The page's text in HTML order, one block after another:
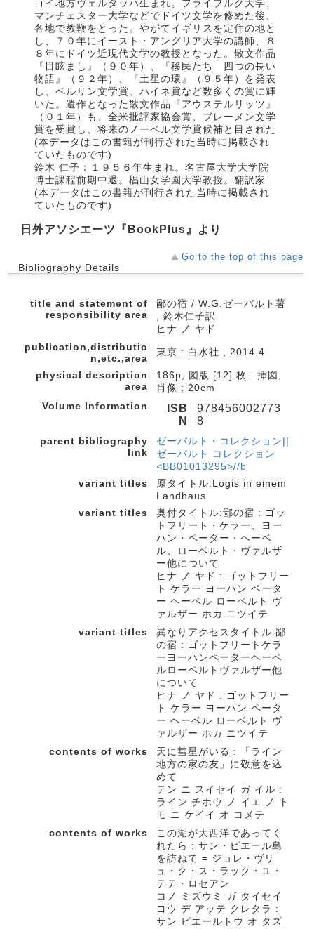
ゴイ地方ヴェルタッハ生まれ。フライブルク大学、
マンチェスター大学などでドイツ文学を修めた後、
各地で教鞭をとった。やがてイギリスを定住の地と
し、７０年にイースト・アングリア大学の講師、８
８年にドイツ近現代文学の教授となった。散文作品
『目眩まし』（９０年）、『移民たち 四つの長い
物語』（９２年）、『土星の環』（９５年）を発表
し、ベルリン文学賞、ハイネ賞など数多くの賞に輝
いた。遺作となった散文作品『アウステルリッツ』
（０１年）も、全米批評家協会賞、ブレーメン文学
賞を受賞し、将来のノーベル文学賞候補と目された
(本データはこの書籍が刊行された当時に掲載され
ていたものです)
鈴木 仁子：１９５６年生まれ。名古屋大学大学院
博士課程前期中退。椙山女学園大学教授。翻訳家
(本データはこの書籍が刊行された当時に掲載され
ていたものです)
日外アソシエーツ『BookPlus』より
Go to the top of this page
Bibliography Details
title and statement of
responsibility area
鄙の宿 / W.G.ゼーバルト著
; 鈴木仁子訳
ヒナ ノ ヤド
publication,distributio
n,etc.,area
東京 : 白水社 , 2014.4
physical description
area
186p, 図版 [12] 枚 : 挿図,
肖像 ; 20cm
Volume Information
ISB
N
978456002773
8
parent bibliography
link
ゼーバルト・コレクション||
ゼーバルト コレクション
<BB01013295>//b
variant titles
原タイトル:Logis in einem
Landhaus
variant titles
奥付タイトル:鄙の宿 : ゴッ
トフリート・ケラー、ヨー
ハン・ペーター・ヘーベ
ル、ローベルト・ヴァルザ
ー他について
ヒナ ノ ヤド : ゴットフリー
ト ケラー ヨーハン ペータ
ー ヘーベル ローベルト ヴ
ァルザー ホカ ニツイテ
variant titles
異なりアクセスタイトル:鄙
の宿 : ゴットフリートケラ
ーヨーハンペーターヘーベ
ルローベルトヴァルザー他
について
ヒナ ノ ヤド : ゴットフリー
ト ケラー ヨーハン ペータ
ー ヘーベル ローベルト ヴ
ァルザー ホカ ニツイテ
contents of works
天に彗星がいる : 「ライン
地方の家の友」に敬意を込
めて
テン ニ スイセイ ガ イル :
ライン チホウ ノ イエ ノ ト
モ ニ ケイイ オ コメテ
contents of works
この湖が大西洋であってく
れたら : サン・ピエール島
を訪ねて = ジョレ・ヴリ
ュ・ク・ス・ラック・ユ・
テテ・ロセアン
コノ ミズウミ ガ タイセイ
ヨウ デ アッテ クレタラ :
サン ピエールトウ オ タズ